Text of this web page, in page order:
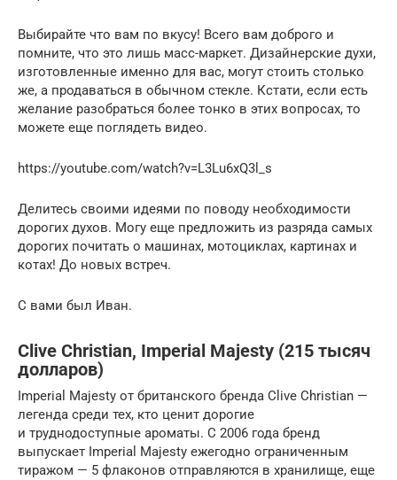
Выбирайте что вам по вкусу! Всего вам доброго и
помните, что это лишь масс-маркет. Дизайнерские духи,
изготовленные именно для вас, могут стоить столько
же, а продаваться в обычном стекле. Кстати, если есть
желание разобраться более тонко в этих вопросах, то
можете еще поглядеть видео.
https://youtube.com/watch?v=L3Lu6xQ3l_s
Делитесь своими идеями по поводу необходимости
дорогих духов. Могу еще предложить из разряда самых
дорогих почитать о машинах, мотоциклах, картинах и
котах! До новых встреч.
С вами был Иван.
Clive Christian, Imperial Majesty (215 тысяч
долларов)
Imperial Majesty от британского бренда Clive Christian —
легенда среди тех, кто ценит дорогие
и труднодоступные ароматы. С 2006 года бренд
выпускает Imperial Majesty ежегодно ограниченным
тиражом — 5 флаконов отправляются в хранилище, еще